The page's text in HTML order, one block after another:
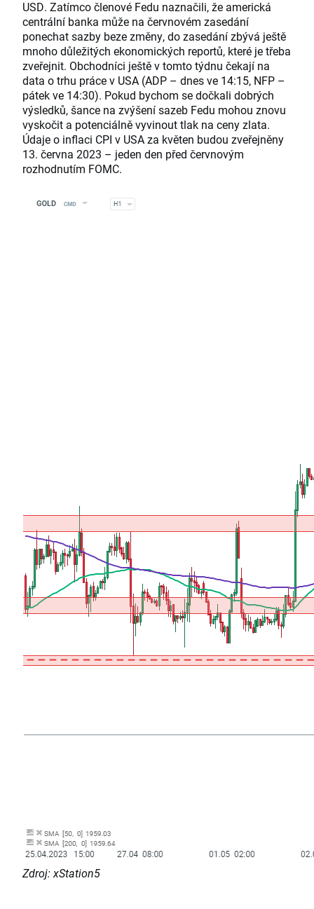
USD. Zatímco členové Fedu naznačili, že americká
centrální banka může na červnovém zasedání
ponechat sazby beze změny, do zasedání zbývá ještě
mnoho důležitých ekonomických reportů, které je třeba
zveřejnit. Obchodníci ještě v tomto týdnu čekají na
data o trhu práce v USA (ADP – dnes ve 14:15, NFP –
pátek ve 14:30). Pokud bychom se dočkali dobrých
výsledků, šance na zvýšení sazeb Fedu mohou znovu
vyskočit a potenciálně vyvinout tlak na ceny zlata.
Údaje o inflaci CPI v USA za květen budou zveřejněny
13. června 2023 – jeden den před červnovým
rozhodnutím FOMC.
Zdroj: xStation5